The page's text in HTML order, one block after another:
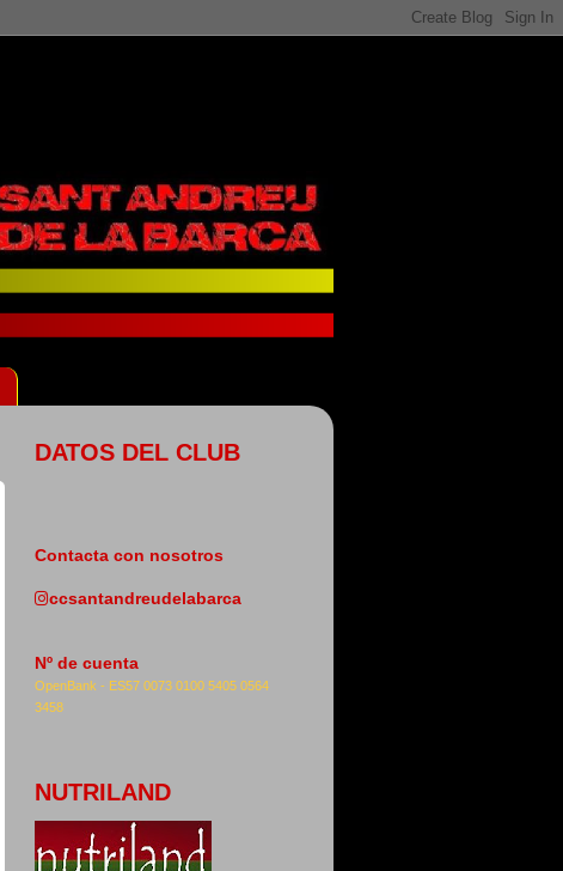
DATOS DEL CLUB
Contacta con nosotros
ccsantandreudelabarca
Nº de cuenta
OpenBank - ES57 0073 0100 5405 0564
3458
NUTRILAND